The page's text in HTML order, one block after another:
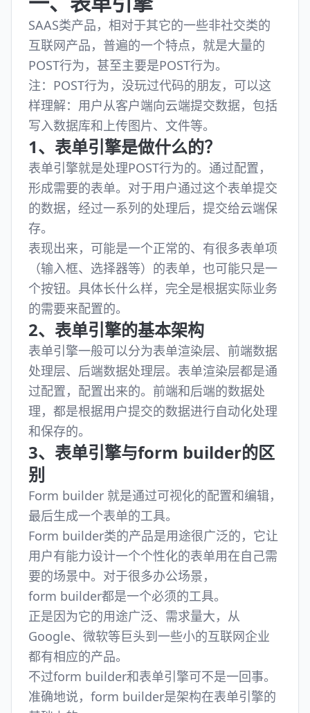
SAAS类产品，相对于其它的一些非社交类的
互联网产品，普遍的一个特点，就是大量的
POST行为，甚至主要是POST行为。
注：POST行为，没玩过代码的朋友，可以这
样理解：用户从客户端向云端提交数据，包括
写入数据库和上传图片、文件等。
1、表单引擎是做什么的？
表单引擎就是处理POST行为的。通过配置，
形成需要的表单。对于用户通过这个表单提交
的数据，经过一系列的处理后，提交给云端保
存。
表现出来，可能是一个正常的、有很多表单项
（输入框、选择器等）的表单，也可能只是一
个按钮。具体长什么样，完全是根据实际业务
的需要来配置的。
2、表单引擎的基本架构
表单引擎一般可以分为表单渲染层、前端数据
处理层、后端数据处理层。表单渲染层都是通
过配置，配置出来的。前端和后端的数据处
理，都是根据用户提交的数据进行自动化处理
和保存的。
3、表单引擎与form builder的区
别
Form builder 就是通过可视化的配置和编辑，
最后生成一个表单的工具。
Form builder类的产品是用途很广泛的，它让
用户有能力设计一个个性化的表单用在自己需
要的场景中。对于很多办公场景，
form builder都是一个必须的工具。
正是因为它的用途广泛、需求量大，从
Google、微软等巨头到一些小的互联网企业
都有相应的产品。
不过form builder和表单引擎可不是一回事。
准确地说，form builder是架构在表单引擎的